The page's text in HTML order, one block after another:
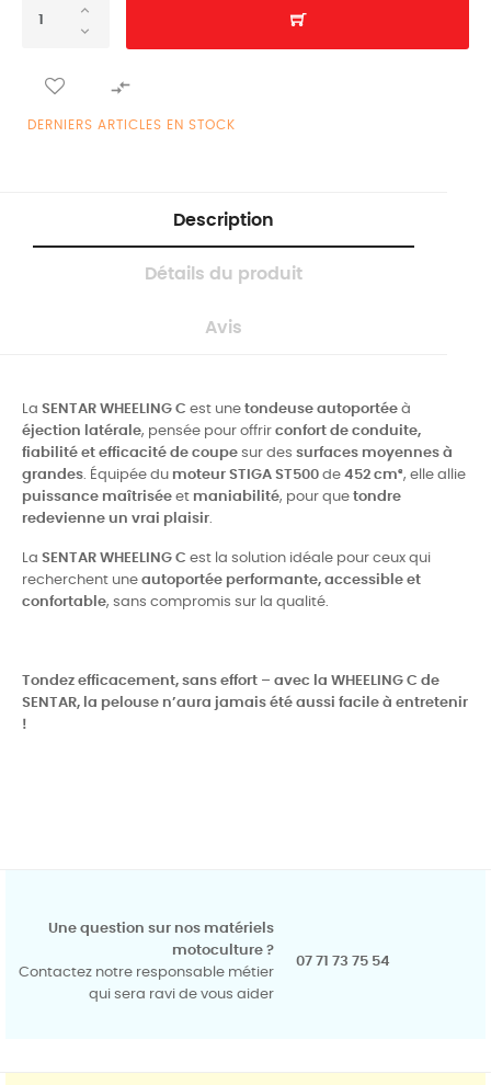

DERNIERS ARTICLES EN STOCK
Description
Détails du produit
Avis
La SENTAR WHEELING C est une tondeuse autoportée à
éjection latérale, pensée pour offrir confort de conduite,
fiabilité et efficacité de coupe sur des surfaces moyennes à
grandes. Équipée du moteur STIGA ST500 de 452 cm³, elle allie
puissance maîtrisée et maniabilité, pour que tondre
redevienne un vrai plaisir.
La SENTAR WHEELING C est la solution idéale pour ceux qui
recherchent une autoportée performante, accessible et
confortable, sans compromis sur la qualité.
Tondez efficacement, sans effort – avec la WHEELING C de
SENTAR, la pelouse n’aura jamais été aussi facile à entretenir
!
Une question sur nos matériels
motoculture ?
Contactez notre responsable métier
qui sera ravi de vous aider
07 71 73 75 54